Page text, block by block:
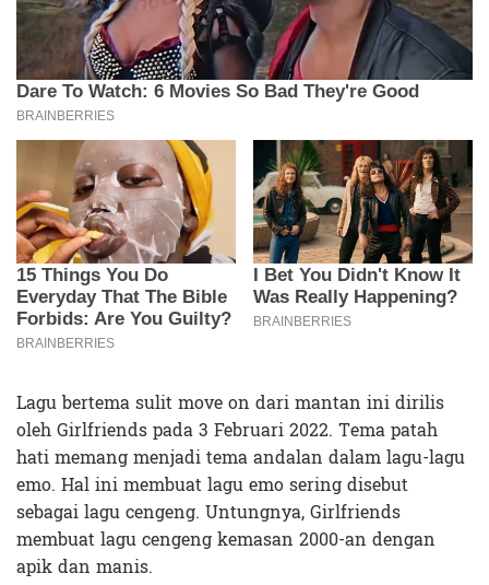
Lagu bertema sulit move on dari mantan ini dirilis
oleh Girlfriends pada 3 Februari 2022. Tema patah
hati memang menjadi tema andalan dalam lagu-lagu
emo. Hal ini membuat lagu emo sering disebut
sebagai lagu cengeng. Untungnya, Girlfriends
membuat lagu cengeng kemasan 2000-an dengan
apik dan manis.